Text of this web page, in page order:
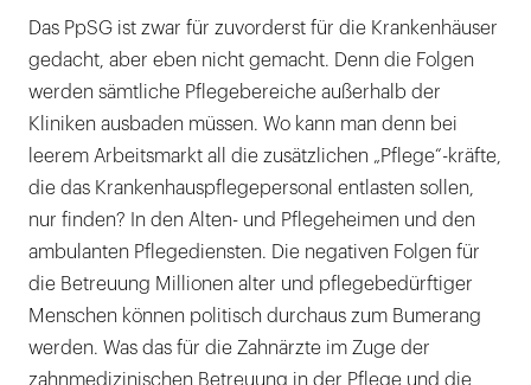
Das PpSG ist zwar für zuvorderst für die Krankenhäuser
gedacht, aber eben nicht gemacht. Denn die Folgen
werden sämtliche Pflegebereiche außerhalb der
Kliniken ausbaden müssen. Wo kann man denn bei
leerem Arbeitsmarkt all die zusätzlichen „Pflege“-kräfte,
die das Krankenhauspflegepersonal entlasten sollen,
nur finden? In den Alten- und Pflegeheimen und den
ambulanten Pflegediensten. Die negativen Folgen für
die Betreuung Millionen alter und pflegebedürftiger
Menschen können politisch durchaus zum Bumerang
werden. Was das für die Zahnärzte im Zuge der
zahnmedizinischen Betreuung in der Pflege und die